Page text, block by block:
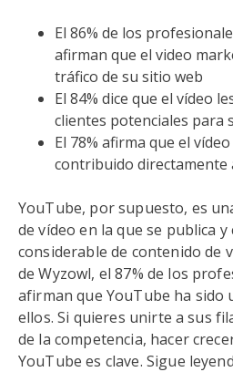
El 86% de los
afirman que el video
tráfico de su sitio web
El 84% dice que el vídeo
clientes potenciales para
El 78% afirma que el
contribuido directamente
YouTube, por supuesto, es
de vídeo en la que se publica
considerable de contenido de
de Wyzowl, el 87% de los
afirman que YouTube ha sido
ellos. Si quieres unirte a sus
de la competencia, hacer
YouTube es clave. Sigue